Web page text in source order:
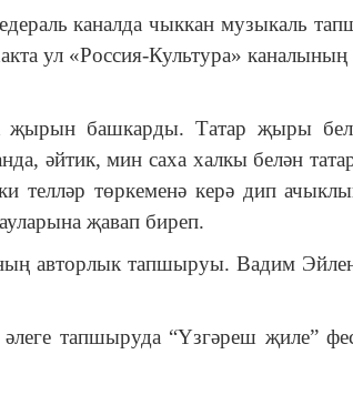
каналда чыккан музыкаль
ул «Россия-Культура»
җырын башкарды. Татар җыры
әйтик, мин саха халкы белән
төркеменә керә дип
җавап биреп.
авторлык тапшыруы. Вадим
тапшыруда “Үзгәреш җиле”